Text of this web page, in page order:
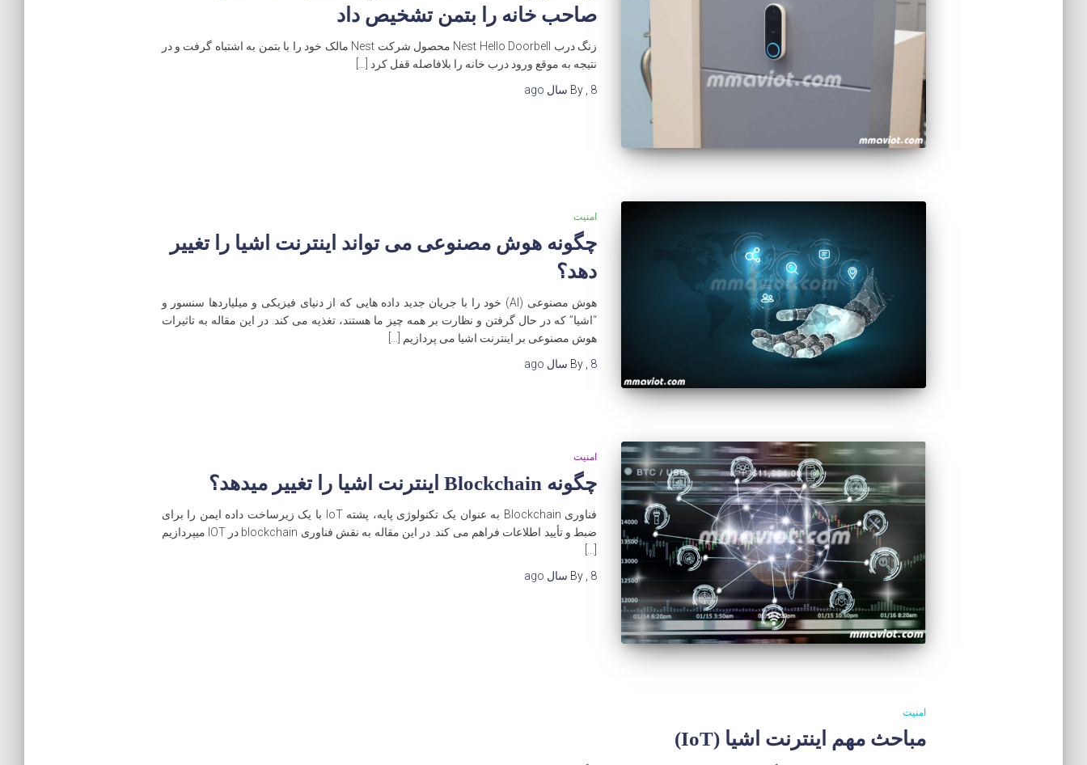
صاحب خانه را بتمن تشخیص داد
زنگ درب Nest Hello Doorbell محصول شرکت Nest مالک خود را با بتمن به اشتباه گرفت و در
نتیجه به موقع ورود درب خانه را بلافاصله قفل کرد […]
By
8 سال
امنیت
چگونه هوش مصنوعی می تواند اینترنت اشیا را تغییر
دهد؟
هوش مصنوعی (AI) خود را با جریان جدید داده هایی که از دنیای فیزیکی و میلیاردها سنسور و
“اشیا” که در حال گرفتن و نظارت بر همه چیز ما هستند، تغذیه می کند. در این مقاله به تاثیرات
هوش مصنوعی بر اینترنت اشیا می پردازیم […]
By
8 سال
امنیت
چگونه Blockchain اینترنت اشیا را تغییر میدهد؟
فناوری Blockchain به عنوان یک تکنولوژی پایه، پشته IoT با یک زیرساخت داده ایمن را برای
ضبط و تأیید اطلاعات فراهم می کند. در این مقاله به نقش فناوری blockchain در IOT میپردازیم
By
8 سال
امنیت
مباحث مهم اینترنت اشیا (IoT)